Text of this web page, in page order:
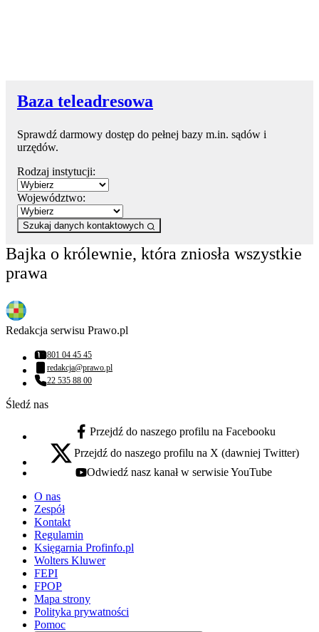
Baza teleadresowa
Sprawdź darmowy dostęp do pełnej bazy m.in. sądów i
urzędów.
Rodzaj instytucji:
Województwo:
Szukaj danych kontaktowych
Bajka o królewnie, która zniosła wszystkie
prawa
Redakcja serwisu Prawo.pl
Numer telefonu:
801 04 45 45
Adres email:
redakcja@prawo.pl
Numer telefonu:
22 535 88 00
Śledź nas
facebook - otwiera się w nowej karcie
Przejdź do naszego profilu na Facebooku
x - otwiera się w nowej karcie
Przejdź do naszego profilu na X (dawniej Twitter)
youtube - otwiera się w nowej karcie
Odwiedź nasz kanał w serwisie YouTube
O nas
Zespół
Kontakt
Regulamin
Księgarnia Profinfo.pl
Wolters Kluwer
FEPI
FPOP
Mapa strony
Polityka prywatności
Pomoc